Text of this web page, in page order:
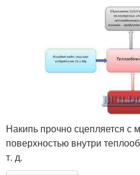
Накипь прочно сцепляется с
поверхностью внутри
т. д.